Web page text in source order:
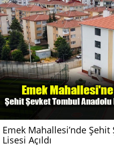
Emek Mahallesi’nde
Lisesi Açıldı